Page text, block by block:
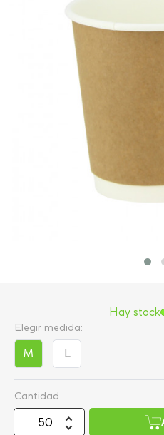
Elegir medida:
M L
Cantidad
Hay stock